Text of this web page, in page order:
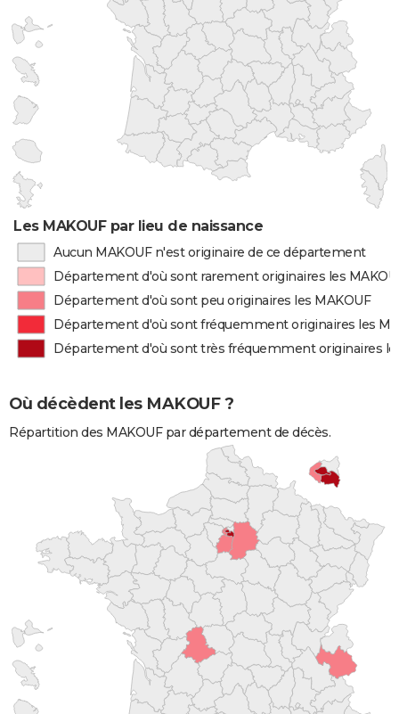
Les MAKOUF par lieu de naissance
Aucun MAKOUF n'est originaire de ce département
Département d'où sont rarement originaires les
Département d'où sont peu originaires les MAKOUF
Département d'où sont fréquemment originaires les
Département d'où sont très fréquemment originaires
Où décèdent les MAKOUF ?
Répartition des MAKOUF par département de décès.